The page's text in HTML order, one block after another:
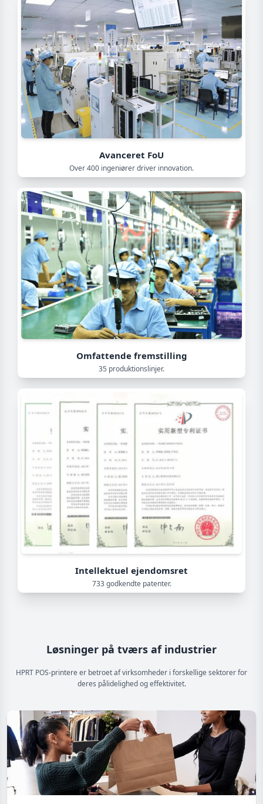
Avanceret FoU
Over 400 ingeniører driver innovation.
Omfattende fremstilling
35 produktionslinjer.
Intellektuel ejendomsret
733 godkendte patenter.
Løsninger på tværs af industrier
HPRT POS-printere er betroet af virksomheder i forskellige sektorer for
deres pålidelighed og effektivitet.